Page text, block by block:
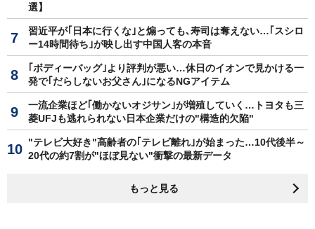
選】
習近平が｢日本に行くな｣と煽っても､寿司は奪えない…｢スシロ
ー14時間待ち｣が映し出す中国人客の本音
｢ボディーバッグ｣より評判が悪い…休日のイオンで見かける一
発で｢だらしないお父さん｣になるNGアイテム
一流企業ほど｢働かないオジサン｣が増殖していく…トヨタも三
菱UFJも逃れられない日本企業だけの"構造的欠陥"
"テレビ大好き"高齢者の｢テレビ離れ｣が始まった…10代後半～
20代の約7割が"ほぼ見ない"衝撃の最新データ
もっと見る